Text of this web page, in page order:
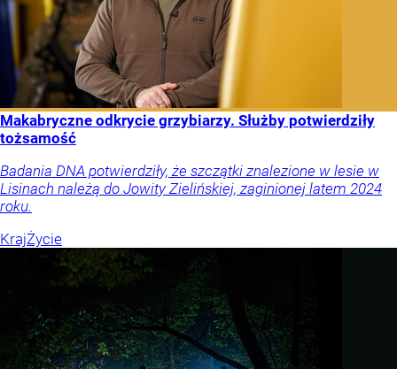
Makabryczne odkrycie grzybiarzy. Służby potwierdziły
tożsamość
Badania DNA potwierdziły, że szczątki znalezione w lesie w
Lisinach należą do Jowity Zielińskiej, zaginionej latem 2024
roku.
KrajŻycie